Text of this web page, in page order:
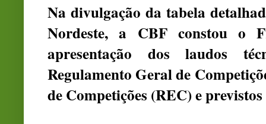
Na divulgação da tabela
Nordeste, a CBF constou o
apresentação dos laudos
Regulamento Geral de
de Competições (REC) e